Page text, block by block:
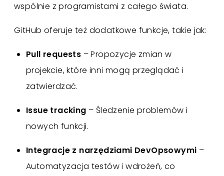
wspólnie z programistami z całego świata.
GitHub oferuje też dodatkowe funkcje, takie jak:
Pull requests – Propozycje zmian w
projekcie, które inni mogą przeglądać i
zatwierdzać.
Issue tracking – Śledzenie problemów i
nowych funkcji.
Integracje z narzędziami DevOpsowymi –
Automatyzacja testów i wdrożeń, co